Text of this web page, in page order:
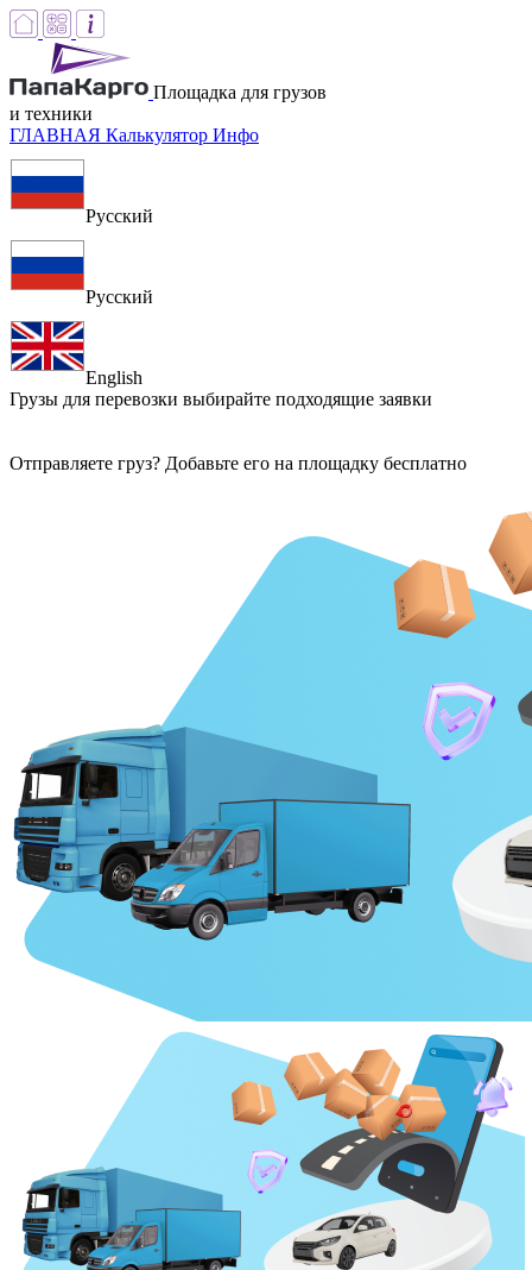
Площадка для грузов
и техники
ГЛАВНАЯ Калькулятор Инфо
Русский
Русский
English
Грузы для перевозки выбирайте подходящие заявки
Отправляете груз? Добавьте его на площадку бесплатно